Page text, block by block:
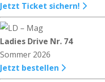
Jetzt Ticket sichern!
Ladies Drive Nr. 74
Sommer 2026
Jetzt bestellen